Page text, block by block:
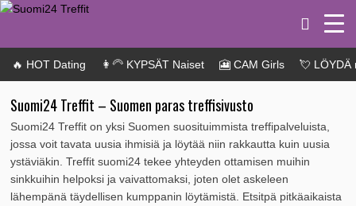
🔥 HOT Dating 👩‍🦳 KYPSÄT Naiset 🎦 CAM Girls 💘 LÖYDÄ
Suomi24 Treffit – Suomen paras treffisivusto
Suomi24 Treffit on yksi Suomen suosituimmista treffipalveluista,
jossa voit tavata uusia ihmisiä ja löytää niin rakkautta kuin uusia
ystäviäkin. Treffit suomi24 tekee yhteyden ottamisen muihin
sinkkuihin helpoksi ja vaivattomaksi, joten olet askeleen
lähempänä täydellisen kumppanin löytämistä. Etsitpä pitkäaikaista